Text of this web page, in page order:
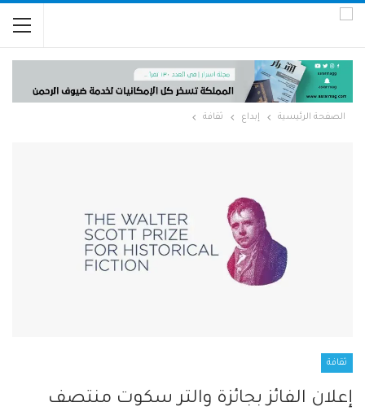
الصفحة الرئيسية إبداع ثقافة
ثقافة
إعلان الفائز بجائزة والتر سكوت منتصف